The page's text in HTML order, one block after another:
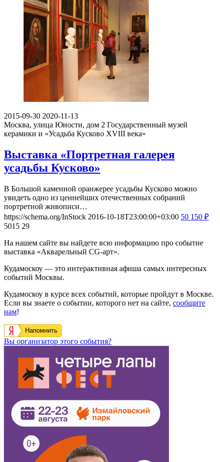
2015-09-30 2020-11-13
Москва, улица Юности, дом 2 Государственный музей
керамики и «Усадьба Кусково XVIII века»
Выставка «Портретная галерея
усадьбы Кусково»
В Большой каменной оранжерее усадьбы Кусково можно
увидеть одно из ценнейших отечественных собраний
портретной живописи…
https://schema.org/InStock 2016-10-18T23:00:00+03:00 50 150 ₽
5015 29
На нашем сайте вы найдете всю информацию про событие
выставка «Акварельный CG-арт».
Кудамоскоу — это интерактивная афиша самых интересных
событий Москвы.
Кудамоскоу в курсе всех событий, которые пройдут в Москве.
Если вы знаете о событии, которого нет на сайте, сообщите
нам!
Напомнить
Вы организатор этого события?